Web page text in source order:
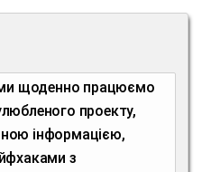
проекту,
інформацією,
з